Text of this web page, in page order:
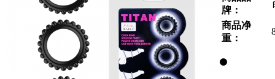
牌：
商品净
重：